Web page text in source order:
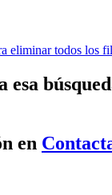
eliminar todos los
esa
en